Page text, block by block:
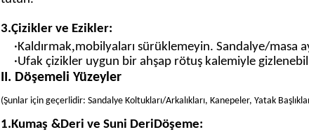
3.Çizikler ve Ezikler:
·Kaldırmak,mobilyaları sürüklemeyin. Sandalye/masa
·Ufak çizikler uygun bir ahşap rötuş kalemiyle
II. Döşemeli Yüzeyler
(Şunlar için geçerlidir: Sandalye Koltukları/Arkalıkları, Kanepeler, Yatak
1.Kumaş &Deri ve Suni DeriDöşeme: